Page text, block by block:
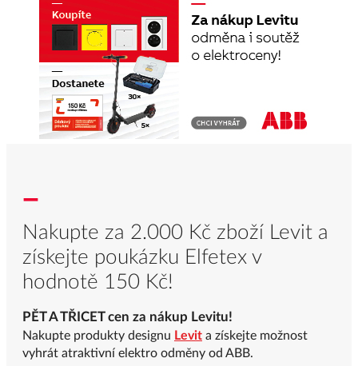
Nakupte za 2.000 Kč zboží Levit a
získejte poukázku Elfetex v
hodnotě 150 Kč!
PĚT A TŘICET cen za nákup Levitu!
Nakupte produkty designu Levit a získejte možnost
vyhrát atraktivní elektro odměny od ABB.